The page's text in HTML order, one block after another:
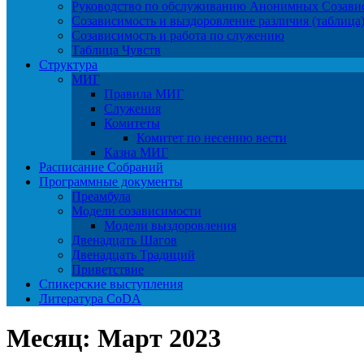
Руководство по обслуживанию Анонимных
Созависимость и выздоровление различия (таблица)
Созависимость и работа по служению
Таблица Чувств
Структура
МИГ
Правила МИГ
Служения
Комитеты
Комитет по несению вести
Казна МИГ
Расписание Собраний
Программные документы
Преамбула
Модели созависимости
Модели выздоровления
Двенадцать Шагов
Двенадцать Традиций
Приветствие
Спикерские выступления
Литература CoDA
Месяц: Март 2023